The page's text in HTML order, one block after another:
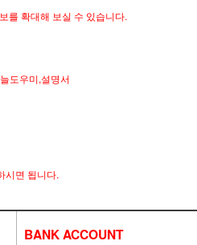
를 확대해 보실 수 있습니다.
도우미,설명서
시면 됩니다.
BANK ACCOUNT